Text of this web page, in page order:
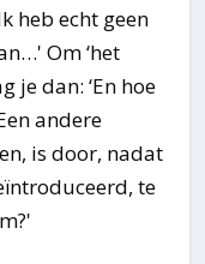
heb echt geen
Om ‘het
je dan: ‘En hoe
andere
is door, nadat
te